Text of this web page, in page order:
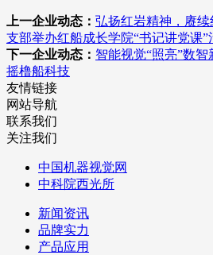
上一企业动态： 弘扬红岩精神，赓
支部举办红船成长学院“书记讲党课”
下一企业动态： 智能视觉“照亮”数
摇橹船科技
友情链接
网站导航
联系我们
关注我们
中国机器视觉网
中科院西光所
新闻资讯
品牌实力
产品应用